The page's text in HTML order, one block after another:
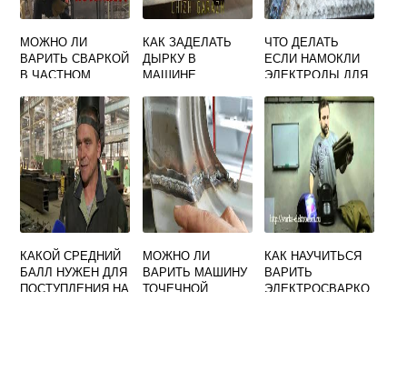
МОЖНО ЛИ
ВАРИТЬ СВАРКОЙ
В ЧАСТНОМ
КАК ЗАДЕЛАТЬ
ДЫРКУ В
МАШИНЕ
СВАРКОЙ
ЧТО ДЕЛАТЬ
ЕСЛИ НАМОКЛИ
ЭЛЕКТРОДЫ ДЛЯ
КАКОЙ СРЕДНИЙ
БАЛЛ НУЖЕН ДЛЯ
ПОСТУПЛЕНИЯ НА
МОЖНО ЛИ
ВАРИТЬ МАШИНУ
ТОЧЕЧНОЙ
КАК НАУЧИТЬСЯ
ВАРИТЬ
ЭЛЕКТРОСВАРКО